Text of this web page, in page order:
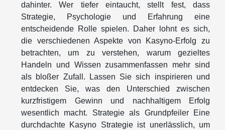
dahinter. Wer tiefer eintaucht, stellt fest, dass
Strategie, Psychologie und Erfahrung eine
entscheidende Rolle spielen. Daher lohnt es sich,
die verschiedenen Aspekte von Kasyno-Erfolg zu
betrachten, um zu verstehen, warum gezieltes
Handeln und Wissen zusammenfassen mehr sind
als bloßer Zufall. Lassen Sie sich inspirieren und
entdecken Sie, was den Unterschied zwischen
kurzfristigem Gewinn und nachhaltigem Erfolg
wesentlich macht. Strategie als Grundpfeiler Eine
durchdachte Kasyno Strategie ist unerlässlich, um